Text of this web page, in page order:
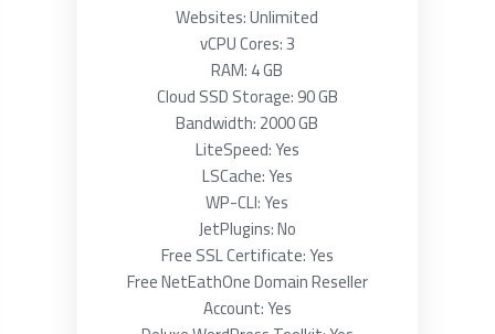
Websites: Unlimited
vCPU Cores: 3
RAM: 4 GB
Cloud SSD Storage: 90 GB
Bandwidth: 2000 GB
LiteSpeed: Yes
LSCache: Yes
WP-CLI: Yes
JetPlugins: No
Free SSL Certificate: Yes
Free NetEathOne Domain Reseller
Account: Yes